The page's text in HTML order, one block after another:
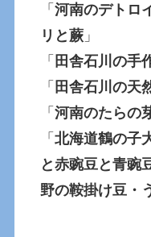
「河南のデトロ
リと蕨 」
「 田舎石川の手
「 田舎石川の天
「河南のたらの
「北海道鶴の子
と赤豌豆と青豌
野の鞍掛け豆・